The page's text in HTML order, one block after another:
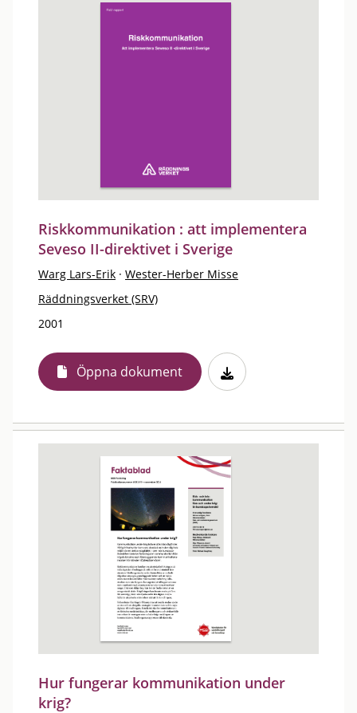
Riskkommunikation : att implementera
Seveso II-direktivet i Sverige
Warg Lars-Erik · Wester-Herber Misse
Räddningsverket (SRV)
2001
Öppna dokument
Hur fungerar kommunikation under
krig?